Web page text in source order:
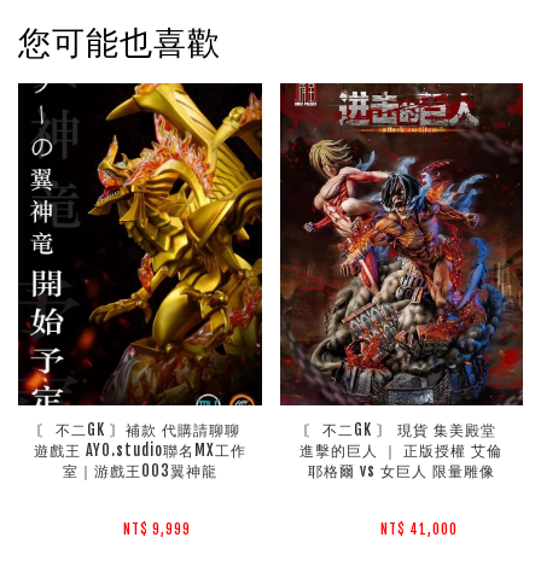
您可能也喜歡
〘 不二GK 〙補款 代購請聊聊
遊戲王 AYO.studio聯名MX工作
室｜游戲王003翼神龍
NT$ 9,999
〘 不二GK 〙 現貨 集美殿堂
進擊的巨人 ｜ 正版授權 艾倫
耶格爾 vs 女巨人 限量雕像
NT$ 41,000